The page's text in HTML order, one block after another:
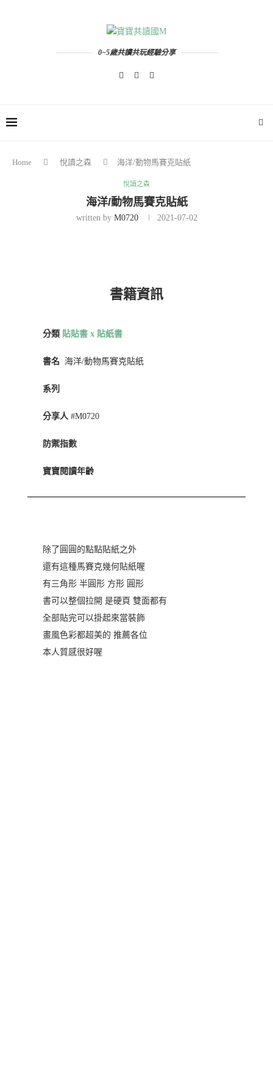
0~5歲共讀共玩經驗分享
Home 悅讀之森 海洋/動物馬賽克貼紙
悅讀之森
海洋/動物馬賽克貼紙
written by M0720 2021-07-02
書籍資訊
分類 貼貼書 x 貼紙書
書名 海洋/動物馬賽克貼紙
系列
分享人 #M0720
防禦指數
寶寶閱讀年齡
除了圓圓的點點貼紙之外
還有這種馬賽克幾何貼紙喔
有三角形 半圓形 方形 圓形
書可以整個拉開 是硬頁 雙面都有
全部貼完可以掛起來當裝飾
畫風色彩都超美的 推薦各位
本人質感很好喔